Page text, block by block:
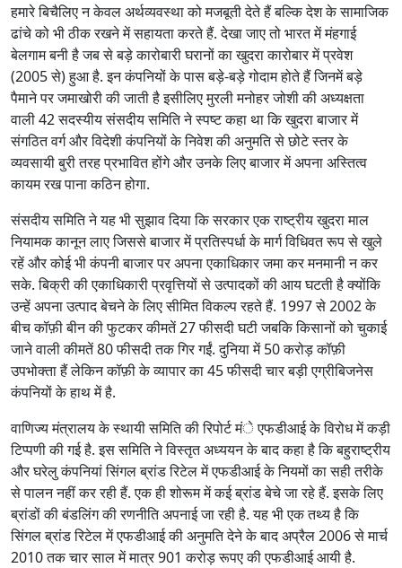
हमारे बिचैलिए न केवल अर्थव्यवस्था को मजबूती देते हैं बल्कि देश के सामाजिक
ढांचे को भी ठीक रखने में सहायता करते हैं. देखा जाए तो भारत में मंहगाई
बेलगाम बनी है जब से बड़े कारोबारी घरानों का खुदरा कारोबार में प्रवेश
(2005 से) हुआ है. इन कंपनियों के पास बड़े-बड़े गोदाम होते हैं जिनमें बड़े
पैमाने पर जमाखोरी की जाती है इसीलिए मुरली मनोहर जोशी की अध्यक्षता
वाली 42 सदस्यीय संसदीय समिति ने स्पष्ट कहा था कि खुदरा बाजार में
संगठित वर्ग और विदेशी कंपनियों के निवेश की अनुमति से छोटे स्तर के
व्यवसायी बुरी तरह प्रभावित होंगे और उनके लिए बाजार में अपना अस्तित्व
कायम रख पाना कठिन होगा.
संसदीय समिति ने यह भी सुझाव दिया कि सरकार एक राष्ट्रीय खुदरा माल
नियामक कानून लाए जिससे बाजार में प्रतिस्पर्धा के मार्ग विधिवत रूप से खुले
रहें और कोई भी कंपनी बाजार पर अपना एकाधिकार जमा कर मनमानी न कर
सके. बिक्री की एकाधिकारी प्रवृत्तियों से उत्पादकों की आय घटती है क्योंकि
उन्हें अपना उत्पाद बेचने के लिए सीमित विकल्प रहते हैं. 1997 से 2002 के
बीच कॉफ़ी बीन की फुटकर कीमतें 27 फीसदी घटी जबकि किसानों को चुकाई
जाने वाली कीमतें 80 फीसदी तक गिर गईं. दुनिया में 50 करोड़ कॉफ़ी
उपभोक्ता हैं लेकिन कॉफ़ी के व्यापार का 45 फीसदी चार बड़ी एग्रीबिजनेस
कंपनियों के हाथ में है.
वाणिज्य मंत्रालय के स्थायी समिति की रिपोर्ट मंे एफडीआई के विरोध में कड़ी
टिप्पणी की गई है. इस समिति ने विस्तृत अध्ययन के बाद कहा है कि बहुराष्ट्रीय
और घरेलु कंपनियां सिंगल ब्रांड रिटेल में एफडीआई के नियमों का सही तरीके
से पालन नहीं कर रही हैं. एक ही शोरूम में कई ब्रांड बेचे जा रहे हैं. इसके लिए
ब्रांडों की बंडलिंग की रणनीति अपनाई जा रही है. यह भी एक तथ्य है कि
सिंगल ब्रांड रिटेल में एफडीआई की अनुमति देने के बाद अप्रैल 2006 से मार्च
2010 तक चार साल में मात्र 901 करोड़ रूपए की एफडीआई आयी है.